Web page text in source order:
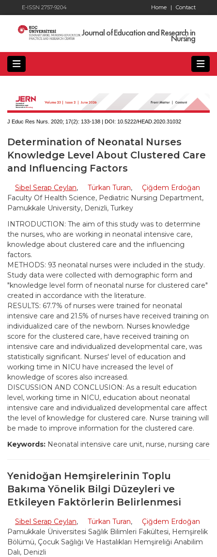
E-ISSN 2757-9204 Contact
Home |
Journal of Education and Research in
Nursing
J Educ Res Nurs. 2020; 17(2): 133-138 | DOI: 10.5222/HEAD.2020.31032
Determination of Neonatal Nurses
Knowledge Level About Clustered Care
and Influencing Factors
Sibel Serap Ceylan, Türkan Turan,
Çiğdem Erdoğan
Faculty Of Health Science, Pediatric Nursing Department,
Pamukkale University, Denizli, Turkey
INTRODUCTION: The aim of this study was to determine
the nurses, who are working in neonatal intensive care,
knowledge about clustered care and the influencing
factors.
METHODS: 93 neonatal nurses were included in the study.
Study data were collected with demographic form and
"knowledge level form of neonatal nurse for clustered care"
created in accordance with the literature.
RESULTS: 67.7% of nurses were trained for neonatal
intensive care and 21.5% of nurses have received training on
individualized care of the newborn. Nurses knowledge
score for the clustered care, have received training on
intensive care and individualized developmental care, was
statistically significant. Nurses' level of education and
working time in NICU have increased the level of
knowledge of scores also increased.
DISCUSSION AND CONCLUSION: As a result education
level, working time in NICU, education about neonatal
intensive care and individualized developmental care affect
the level of knowledge for clustered care. Nurse training will
be made to improve information for the clustered care.
Keywords: Neonatal intensive care unit, nurse, nursing care
Yenidoğan Hemşirelerinin Toplu
Bakıma Yönelik Bilgi Düzeyleri ve
Etkileyen Faktörlerin Belirlenmesi
Sibel Serap Ceylan, Türkan Turan,
Çiğdem Erdoğan
Pamukkale Üniversitesi Sağlık Bilimleri Fakültesi, Hemşirelik
Bölümü, Çocuk Sağlığı Ve Hastalıkları Hemşireliği Anabilim
Dalı, Denizli